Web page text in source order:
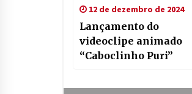
12 de dezembro de 2024
Lançamento do
videoclipe animado
“Caboclinho Puri”